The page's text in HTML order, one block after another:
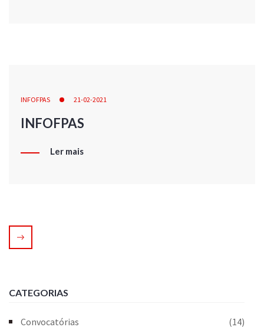
INFOFPAS 21-02-2021
INFOFPAS
Ler mais
CATEGORIAS
Convocatórias
(14)